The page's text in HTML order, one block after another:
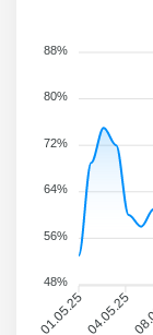
01.05.2504.05.25
88%
80%
72%
64%
56%
48%